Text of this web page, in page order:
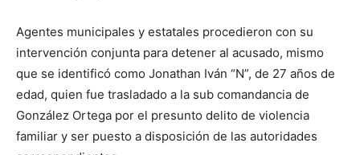
Agentes municipales y estatales procedieron con su
intervención conjunta para detener al acusado, mismo
que se identificó como Jonathan Iván “N”, de 27 años de
edad, quien fue trasladado a la sub comandancia de
González Ortega por el presunto delito de violencia
familiar y ser puesto a disposición de las autoridades